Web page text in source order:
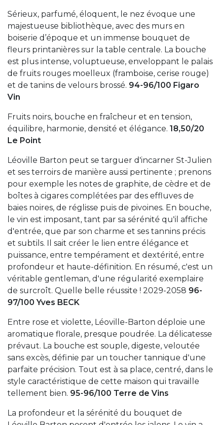
Sérieux, parfumé, éloquent, le nez évoque une
majestueuse bibliothèque, avec des murs en
boiserie d’époque et un immense bouquet de
fleurs printanières sur la table centrale. La bouche
est plus intense, voluptueuse, enveloppant le palais
de fruits rouges moelleux (framboise, cerise rouge)
et de tanins de velours brossé. 94-96/100 Figaro
Vin
Fruits noirs, bouche en fraîcheur et en tension,
équilibre, harmonie, densité et élégance. 18,50/20
Le Point
Léoville Barton peut se targuer d'incarner St-Julien
et ses terroirs de manière aussi pertinente ; prenons
pour exemple les notes de graphite, de cèdre et de
boîtes à cigares complétées par des effluves de
baies noires, de réglisse puis de pivoines. En bouche,
le vin est imposant, tant par sa sérénité qu'il affiche
d'entrée, que par son charme et ses tannins précis
et subtils. Il sait créer le lien entre élégance et
puissance, entre tempérament et dextérité, entre
profondeur et haute-définition. En résumé, c'est un
véritable gentleman, d'une régularité exemplaire
de surcroît. Quelle belle réussite ! 2029-2058 96-
97/100 Yves BECK
Entre rose et violette, Léoville-Barton déploie une
aromatique florale, presque poudrée. La délicatesse
prévaut. La bouche est souple, digeste, veloutée
sans excès, définie par un toucher tannique d'une
parfaite précision. Tout est à sa place, centré, dans le
style caractéristique de cette maison qui travaille
tellement bien. 95-96/100 Terre de Vins
La profondeur et la sérénité du bouquet de